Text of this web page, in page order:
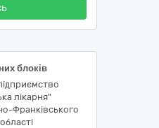
блоків
лікарня"
Франківського